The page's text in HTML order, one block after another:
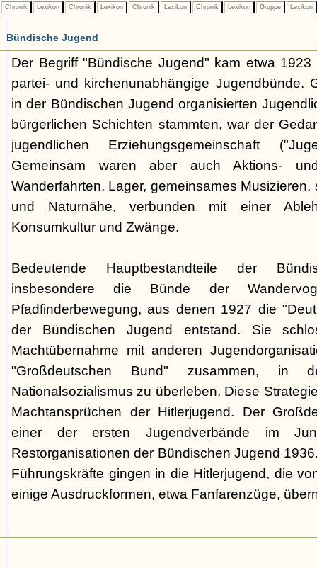
Chronik Lexikon Chronik Lexikon Chronik Lexikon Chronik Lexikon Gruppe Lexikon
Bündische Jugend
Der Begriff "Bündische Jugend" kam etwa
partei- und kirchenunabhängige Jugendbünde.
in der Bündischen Jugend organisierten
bürgerlichen Schichten stammten, war der
jugendlichen Erziehungsgemeinschaft
Gemeinsam waren aber auch Aktions-
Wanderfahrten, Lager, gemeinsames
und Naturnähe, verbunden mit einer
Konsumkultur und Zwänge.
Bedeutende Hauptbestandteile der
insbesondere die Bünde der
Pfadfinderbewegung, aus denen 1927 die
der Bündischen Jugend entstand. Sie
Machtübernahme mit anderen
"Großdeutschen Bund" zusammen,
Nationalsozialismus zu überleben. Diese
Machtansprüchen der Hitlerjugend. Der
einer der ersten Jugendverbände im
Restorganisationen der Bündischen Jugend
Führungskräfte gingen in die Hitlerjugend, die
einige Ausdruckformen, etwa Fanfarenzüge,